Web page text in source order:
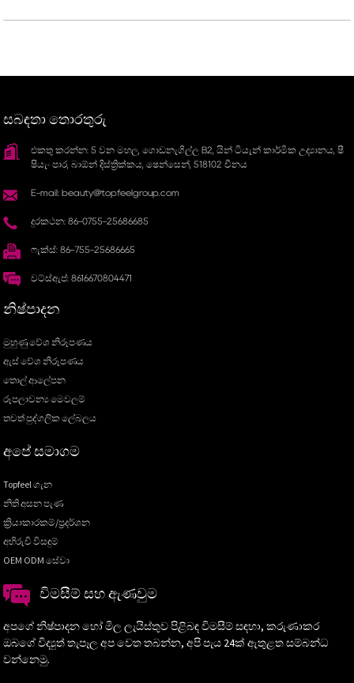
සබඳතා තොරතුරු
එකතු කරන්න: 5 වන මහල, ගොඩනැගිල්ල B2, යින් ටියැන් කාර්මික උද්‍යානය, ෂී
ෂියැං පාර, බාඕන් දිස්ත්‍රික්කය, ෂෙන්සෙන්, 518102 චීනය
E-mail: beauty@topfeelgroup.com
දුරකථන: 86-0755-25686685
ෆැක්ස්: 86-755-25686665
වට්ස්ඇප්: 8616670804471
නිෂ්පාදන
මුහුණු වේශ නිරූපණය
ඇස් වේශ නිරූපණය
තොල් ආලේපන
රූපලාවන්‍ය මෙවලම්
තවත් පුද්ගලික ලේබලය
අපේ සමාගම
Topfeel ගැන
නිති අසන පැණ
ක්‍රියාකාරකම්/ප්‍රදර්ශන
අභිරුචි විසඳුම්
OEM ODM සේවා
විමසීම් සහ ඇණවුම
අපගේ නිෂ්පාදන හෝ මිල ලැයිස්තුව පිළිබඳ විමසීම් සඳහා, කරුණාකර
ඔබගේ විද්‍යුත් තැපෑල අප වෙත තබන්න, අපි පැය 24ක් ඇතුළත සම්බන්ධ
වන්නෙමු.